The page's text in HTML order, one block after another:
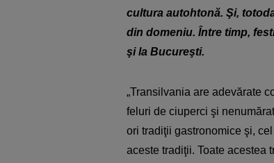
cultura autohtonă. Şi,
din domeniu. Între timp,
şi la Bucureşti.
„Transilvania are adevărate
feluri de ciuperci şi
ori tradiţii gastronomice şi,
aceste tradiţii. Toate acestea